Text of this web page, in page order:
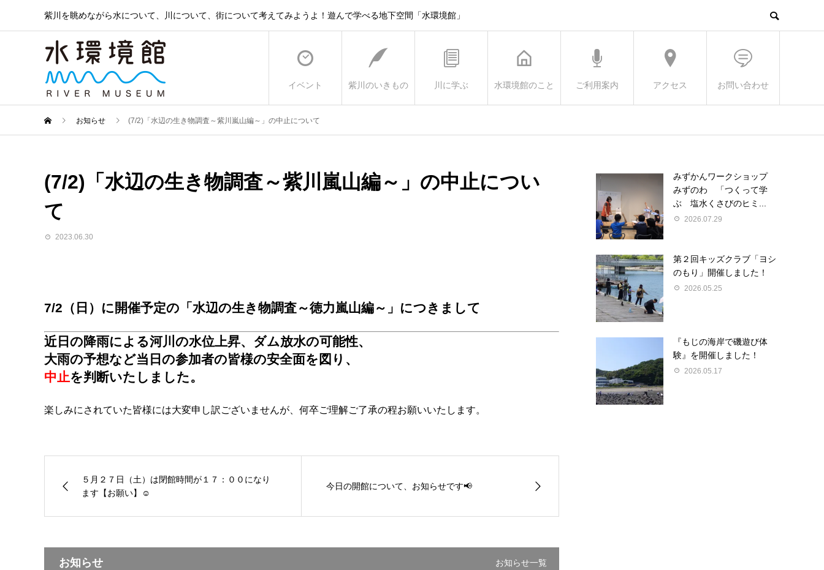
紫川を眺めながら水について、川について、街について考えてみようよ！遊んで学べる地下空間「水環境館」
イベント 紫川のいきもの 川に学ぶ 水環境館のこと ご利用案内 アクセス お問い合わせ
お知らせ (7/2)「水辺の生き物調査～紫川嵐山編～」の中止について
(7/2)「水辺の生き物調査～紫川嵐山編～」の中止につい
て
2023.06.30
7/2（日）に開催予定の「水辺の生き物調査～徳力嵐山編～」につきまして
近日の降雨による河川の水位上昇、ダム放水の可能性、
大雨の予想など当日の参加者の皆様の安全面を図り、
中止を判断いたしました。
楽しみにされていた皆様には大変申し訳ございませんが、何卒ご理解ご了承の程お願いいたします。
５月２７日（土）は閉館時間が１７：００になり
ます【お願い】☺
今日の開館について、お知らせです📢
お知らせ お知らせ一覧
みずかんワークショップ
みずのわ 「つくって学
ぶ 塩水くさびのヒミ...
2026.07.29
第２回キッズクラブ「ヨシ
のもり」開催しました！
2026.05.25
『もじの海岸で磯遊び体
験』を開催しました！
2026.05.17